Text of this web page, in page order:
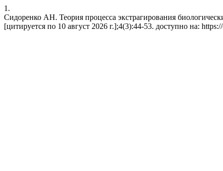
1.
Сидоренко АН. Теория процесса экстрагирования
[цитируется по 10 август 2026 г.];4(3):44-53. доступно на: